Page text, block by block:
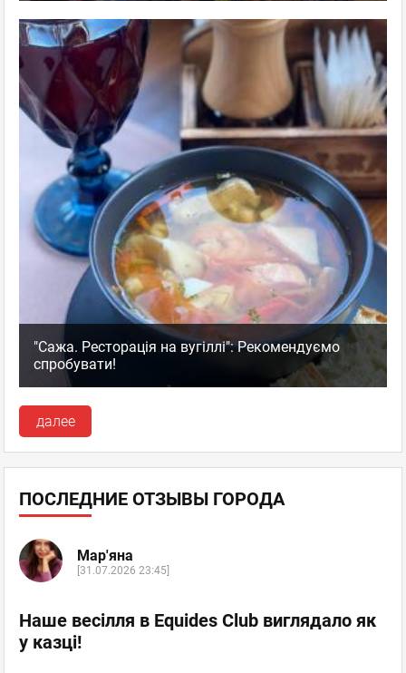
"Сажа. Ресторація на вугіллі": Рекомендуємо
спробувати!
далее
ПОСЛЕДНИЕ ОТЗЫВЫ ГОРОДА
Мар'яна
[31.07.2026 23:45]
Наше весілля в Equides Club виглядало як
у казці!